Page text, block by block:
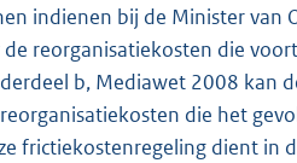
indienen bij de Minister van
reorganisatiekosten die
b, Mediawet 2008 kan
die het
frictiekostenregeling dient in